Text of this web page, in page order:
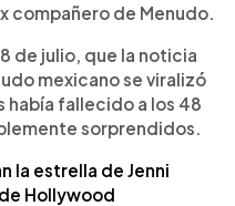
compañero de Menudo.
de julio, que la noticia
mexicano se viralizó
había fallecido a los 48
sorprendidos.
la estrella de Jenni
Hollywood